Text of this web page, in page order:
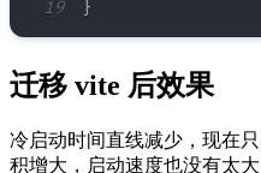
19
}
迁移 vite 后效果
冷启动时间直线减少，现在
积增大，启动速度也没有太